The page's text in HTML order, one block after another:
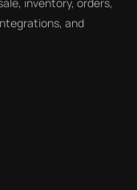
inventory, orders,
and